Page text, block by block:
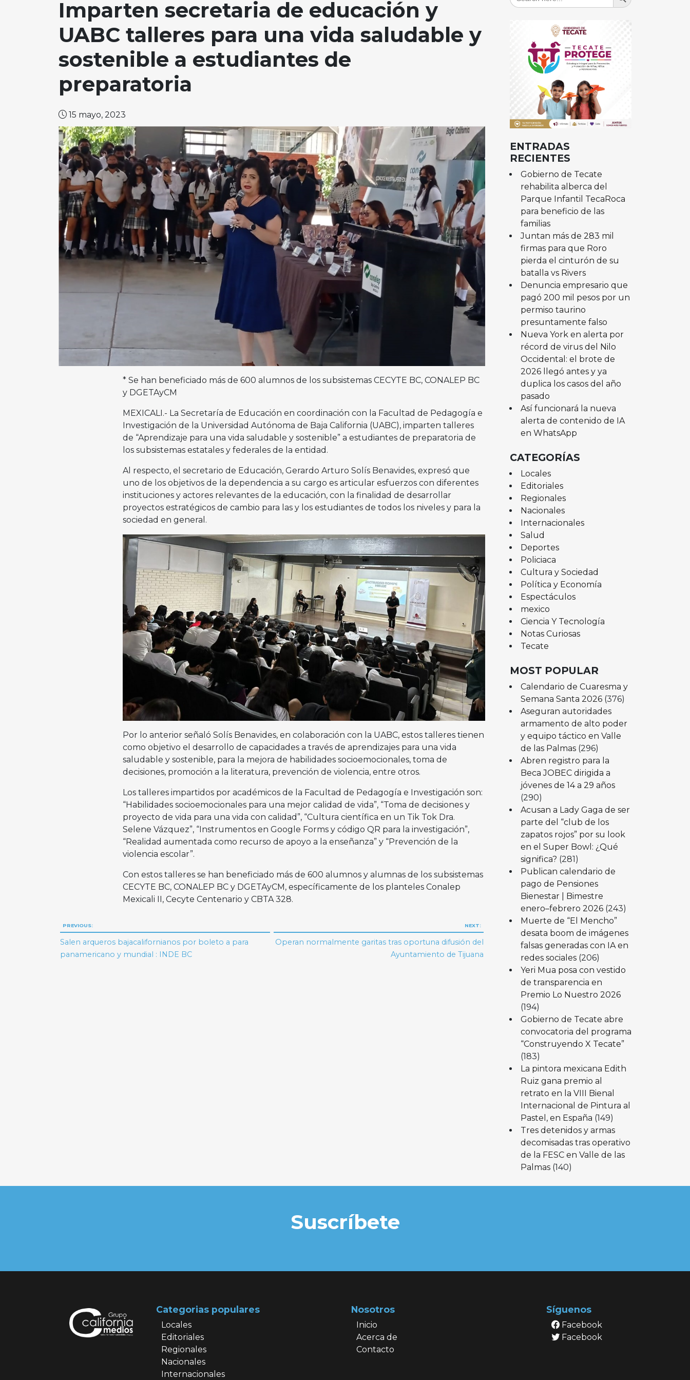
Imparten secretaria de educación y
UABC talleres para una vida saludable y
sostenible a estudiantes de
preparatoria
15 mayo, 2023
* Se han beneficiado más de 600 alumnos de los subsistemas CECYTE BC, CONALEP BC
y DGETAyCM
MEXICALI.- La Secretaría de Educación en coordinación con la Facultad de Pedagogía e
Investigación de la Universidad Autónoma de Baja California (UABC), imparten talleres
de “Aprendizaje para una vida saludable y sostenible” a estudiantes de preparatoria de
los subsistemas estatales y federales de la entidad.
Al respecto, el secretario de Educación, Gerardo Arturo Solís Benavides, expresó que
uno de los objetivos de la dependencia a su cargo es articular esfuerzos con diferentes
instituciones y actores relevantes de la educación, con la finalidad de desarrollar
proyectos estratégicos de cambio para las y los estudiantes de todos los niveles y para la
sociedad en general.
Por lo anterior señaló Solís Benavides, en colaboración con la UABC, estos talleres tienen
como objetivo el desarrollo de capacidades a través de aprendizajes para una vida
saludable y sostenible, para la mejora de habilidades socioemocionales, toma de
decisiones, promoción a la literatura, prevención de violencia, entre otros.
Los talleres impartidos por académicos de la Facultad de Pedagogía e Investigación son:
“Habilidades socioemocionales para una mejor calidad de vida”, “Toma de decisiones y
proyecto de vida para una vida con calidad”, “Cultura científica en un Tik Tok Dra.
Selene Vázquez”, “Instrumentos en Google Forms y código QR para la investigación”,
“Realidad aumentada como recurso de apoyo a la enseñanza” y “Prevención de la
violencia escolar”.
Con estos talleres se han beneficiado más de 600 alumnos y alumnas de los subsistemas
CECYTE BC, CONALEP BC y DGETAyCM, específicamente de los planteles Conalep
Mexicali II, Cecyte Centenario y CBTA 328.
Navegación
de
PREVIOUS:
Salen arqueros bajacalifornianos por boleto a para
panamericano y mundial : INDE BC
NEXT:
Operan normalmente garitas tras oportuna difusión del
Ayuntamiento de Tijuana
ENTRADAS
RECIENTES
Gobierno de Tecate
rehabilita alberca del
Parque Infantil TecaRoca
para beneficio de las
familias
Juntan más de 283 mil
firmas para que Roro
pierda el cinturón de su
batalla vs Rivers
Denuncia empresario que
pagó 200 mil pesos por un
permiso taurino
presuntamente falso
Nueva York en alerta por
récord de virus del Nilo
Occidental: el brote de
2026 llegó antes y ya
duplica los casos del año
pasado
Así funcionará la nueva
alerta de contenido de IA
en WhatsApp
CATEGORÍAS
Locales
Editoriales
Regionales
Nacionales
Internacionales
Salud
Deportes
Policiaca
Cultura y Sociedad
Política y Economía
Espectáculos
mexico
Ciencia Y Tecnología
Notas Curiosas
Tecate
MOST POPULAR
Calendario de Cuaresma y
Semana Santa 2026 (376)
Aseguran autoridades
armamento de alto poder
y equipo táctico en Valle
de las Palmas (296)
Abren registro para la
Beca JOBEC dirigida a
jóvenes de 14 a 29 años
(290)
Acusan a Lady Gaga de ser
parte del “club de los
zapatos rojos” por su look
en el Super Bowl: ¿Qué
significa? (281)
Publican calendario de
pago de Pensiones
Bienestar | Bimestre
enero–febrero 2026 (243)
Muerte de “El Mencho”
desata boom de imágenes
falsas generadas con IA en
redes sociales (206)
Yeri Mua posa con vestido
de transparencia en
Premio Lo Nuestro 2026
(194)
Gobierno de Tecate abre
convocatoria del programa
“Construyendo X Tecate”
(183)
La pintora mexicana Edith
Ruiz gana premio al
retrato en la VIII Bienal
Internacional de Pintura al
Pastel, en España (149)
Tres detenidos y armas
decomisadas tras operativo
de la FESC en Valle de las
Palmas (140)
Suscríbete
Categorias populares
Locales
Editoriales
Regionales
Nacionales
Internacionales
Nosotros
Inicio
Acerca de
Contacto
Síguenos
Facebook
Facebook